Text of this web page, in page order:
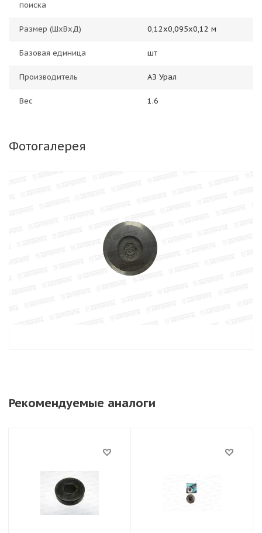
поиска
Размер (ШхВхД) 0,12х0,095х0,12 м
Базовая единица шт
Производитель АЗ Урал
Вес 1.6
Фотогалерея
Рекомендуемые аналоги